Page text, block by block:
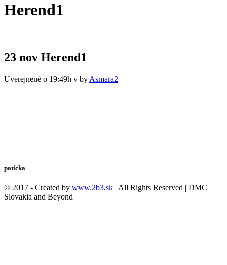
Herend1
23 nov Herend1
Uverejnené o 19:49h v by Asmara2
paticka
© 2017 - Created by www.2b3.sk | All Rights Reserved | DMC
Slovakia and Beyond